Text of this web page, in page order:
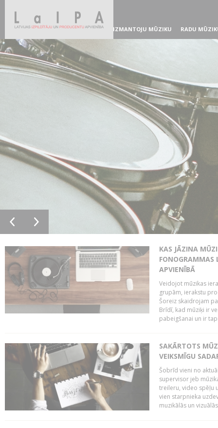
IZMANTOJU MŪZIKU RADU
KAS JĀZINA
FONOGRAMMAS
APVIENĪBĀ
Veidojot mūzikas
grupām, ierakstu
Šoreiz skaidrojam
Brīdī, kad mūziķi ir
pabeigšanai un ir
SAKĀRTOTS
VEIKSMĪGU
Šobrīd vieni no
supervisor jeb
treileru, video spēļu
vien starpnieka
muzikālās un